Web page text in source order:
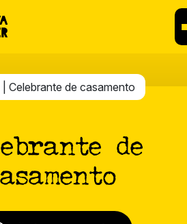
| Celebrante de casamento
de